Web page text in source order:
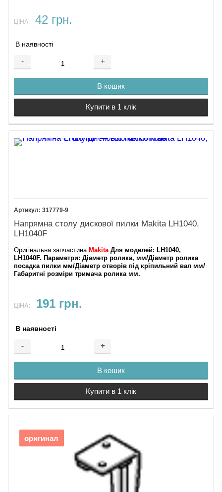
ЦІНА: 42 грн.
В наявності
- +
В кошик
Купити в 1 клік
317779-9
Напрямна столу дискової пилки Makita LH1040,
LH1040F
Оригінальна запчастина Makita Для моделей: LH1040,
LH1040F. Параметри: Діаметр ролика, мм/Діаметр ролика
посадка пилки мм/Діаметр отворів під кріпильний вал мм/
Габаритні розміри тримача ролика мм.
ЦІНА: 191 грн.
В наявності
- +
В кошик
Купити в 1 клік
оригинал